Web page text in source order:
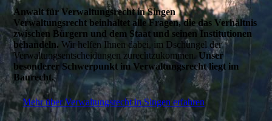
Anwalt für Verwaltungsrecht in Singen
Verwaltungsrecht beinhaltet alle Fragen, die das Verhältnis
zwischen Bürgern und dem Staat und seinen Institutionen
behandeln. Wir helfen Ihnen dabei, im Dschungel der
Verwaltungsentscheidungen zurechtzukommen.Unser
besonderer Schwerpunkt im Verwaltungsrecht liegt im
Baurecht.
Mehr über Verwaltungsrecht in Singen erfahren